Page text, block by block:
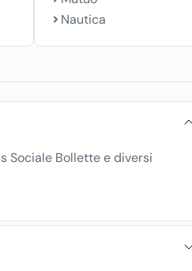
Nautica
Sociale Bollette e diversi